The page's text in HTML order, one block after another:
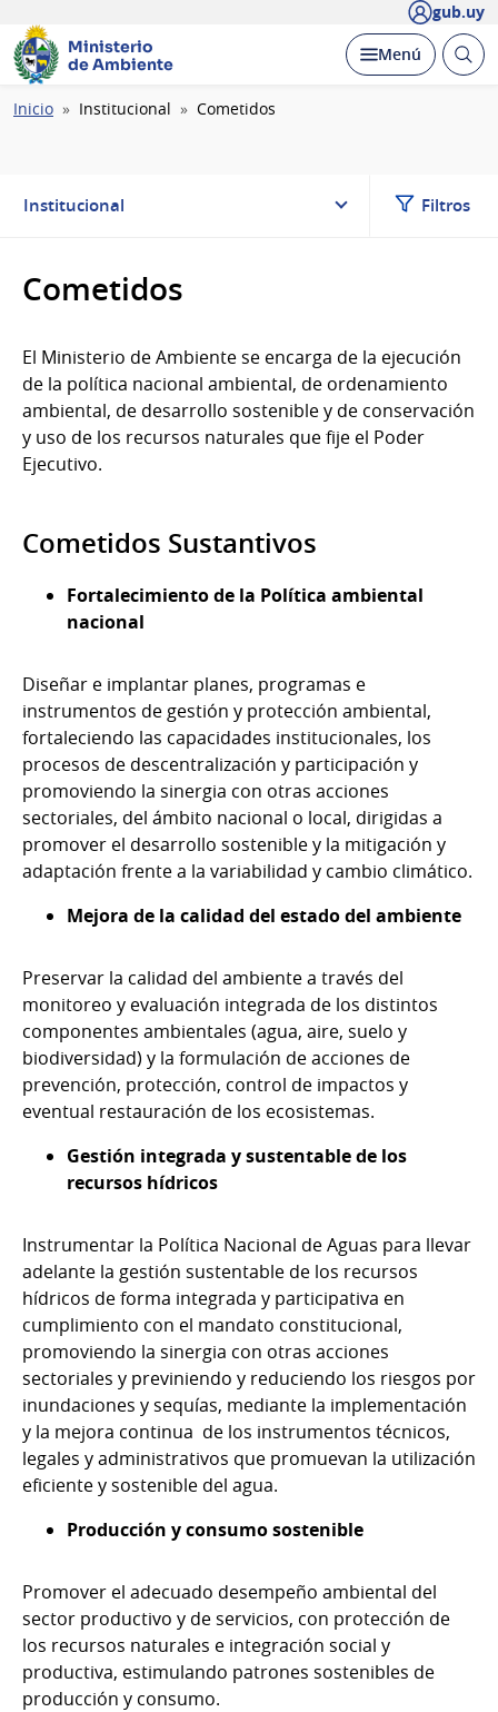
gub.uy
Ministerio
de Ambiente
Desplegar
Menú Abrir
Ruta
Inicio Institucional Cometidos
Institucional Filtros
Cometidos
El Ministerio de Ambiente se encarga de la ejecución
de la política nacional ambiental, de ordenamiento
ambiental, de desarrollo sostenible y de conservación
y uso de los recursos naturales que fije el Poder
Ejecutivo.
Cometidos Sustantivos
Fortalecimiento de la Política ambiental
nacional
Diseñar e implantar planes, programas e
instrumentos de gestión y protección ambiental,
fortaleciendo las capacidades institucionales, los
procesos de descentralización y participación y
promoviendo la sinergia con otras acciones
sectoriales, del ámbito nacional o local, dirigidas a
promover el desarrollo sostenible y la mitigación y
adaptación frente a la variabilidad y cambio climático.
Mejora de la calidad del estado del ambiente
Preservar la calidad del ambiente a través del
monitoreo y evaluación integrada de los distintos
componentes ambientales (agua, aire, suelo y
biodiversidad) y la formulación de acciones de
prevención, protección, control de impactos y
eventual restauración de los ecosistemas.
Gestión integrada y sustentable de los
recursos hídricos
Instrumentar la Política Nacional de Aguas para llevar
adelante la gestión sustentable de los recursos
hídricos de forma integrada y participativa en
cumplimiento con el mandato constitucional,
promoviendo la sinergia con otras acciones
sectoriales y previniendo y reduciendo los riesgos por
inundaciones y sequías, mediante la implementación
y la mejora continua de los instrumentos técnicos,
legales y administrativos que promuevan la utilización
eficiente y sostenible del agua.
Producción y consumo sostenible
Promover el adecuado desempeño ambiental del
sector productivo y de servicios, con protección de
los recursos naturales e integración social y
productiva, estimulando patrones sostenibles de
producción y consumo.